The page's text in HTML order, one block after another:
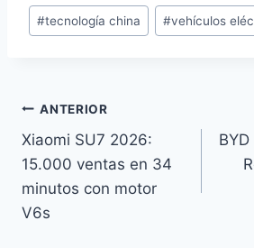
entrada:
#tecnología china #vehículos
Navegación
de
entradas
ANTERIOR
Xiaomi SU7 2026:
15.000 ventas en 34
minutos con motor
V6s